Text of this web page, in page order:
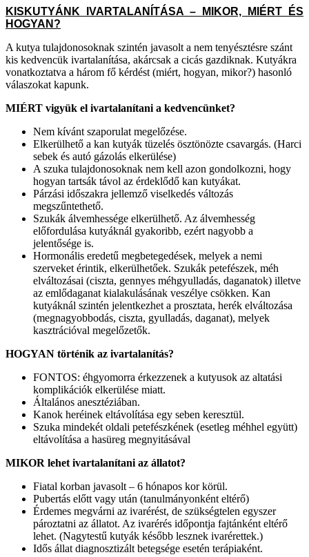
KISKUTYÁNK IVARTALANÍTÁSA – MIKOR, MIÉRT ÉS
HOGYAN?
A kutya tulajdonosoknak szintén javasolt a nem tenyésztésre szánt
kis kedvencük ivartalanítása, akárcsak a cicás gazdiknak. Kutyákra
vonatkoztatva a három fő kérdést (miért, hogyan, mikor?) hasonló
válaszokat kapunk.
MIÉRT vigyük el ivartalanítani a kedvencünket?
Nem kívánt szaporulat megelőzése.
Elkerülhető a kan kutyák tüzelés ösztönözte csavargás. (Harci
sebek és autó gázolás elkerülése)
A szuka tulajdonosoknak nem kell azon gondolkozni, hogy
hogyan tartsák távol az érdeklődő kan kutyákat.
Párzási időszakra jellemző viselkedés változás
megszűntethető.
Szukák álvemhessége elkerülhető. Az álvemhesség
előfordulása kutyáknál gyakoribb, ezért nagyobb a
jelentősége is.
Hormonális eredetű megbetegedések, melyek a nemi
szerveket érintik, elkerülhetőek. Szukák petefészek, méh
elváltozásai (ciszta, gennyes méhgyulladás, daganatok) illetve
az emlődaganat kialakulásának veszélye csökken. Kan
kutyáknál szintén jelentkezhet a prosztata, herék elváltozása
(megnagyobbodás, ciszta, gyulladás, daganat), melyek
kasztrációval megelőzetők.
HOGYAN történik az ivartalanítás?
FONTOS: éhgyomorra érkezzenek a kutyusok az altatási
komplikációk elkerülése miatt.
Általános anesztéziában.
Kanok heréinek eltávolítása egy seben keresztül.
Szuka mindekét oldali petefészkének (esetleg méhhel együtt)
eltávolítása a hasüreg megnyitásával
MIKOR lehet ivartalanítani az állatot?
Fiatal korban javasolt – 6 hónapos kor körül.
Pubertás előtt vagy után (tanulmányonként eltérő)
Érdemes megvárni az ivarérést, de szükségtelen egyszer
pároztatni az állatot. Az ivarérés időpontja fajtánként eltérő
lehet. (Nagytestű kutyák később lesznek ivarérettek.)
Idős állat diagnosztizált betegsége esetén terápiaként.